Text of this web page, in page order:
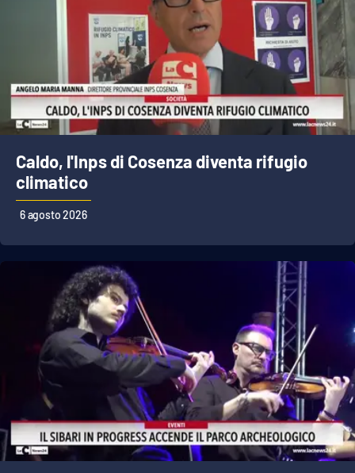
Ambiente
Cronaca
Cultura
Politica
Sanità
Società
Sport
RUBRICHE
Good Morning Vietnam
Parchi Marini Calabria
Caldo, l'Inps di Cosenza diventa rifugio
climatico
6 agosto 2026